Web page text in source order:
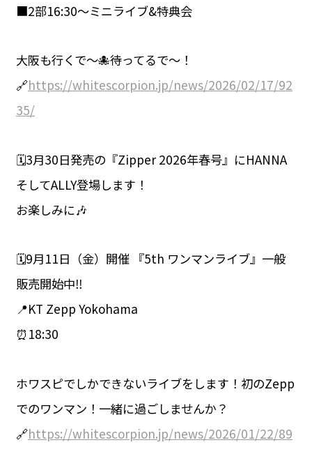
■2部16:30～ミニライブ&特典会
大阪も行くで〜🐙待ってるで〜！
🔗https://whitescorpion.jp/news/2026/02/17/92
35/
🗓3月30日発売の『Zipper 2026年春号』にHANNA
そしてALLY登場します！
お楽しみに🎶
🗓️9月11日（金）開催 『5th ワンマンライブ』一般
販売開始中‼️
📍KT Zepp Yokohama
⏰18:30
ホワスピでしかできないライブをします！初のZepp
でのワンマン！一緒に過ごしませんか？
🔗https://whitescorpion.jp/news/2026/01/22/89